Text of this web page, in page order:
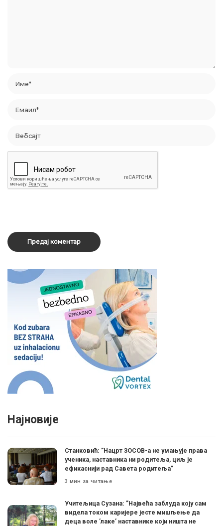
Најновије
Станковић: ”Нацрт ЗОСОВ-а не умањује права
ученика, наставника ни родитеља, циљ је
ефикаснији рад Савета родитеља”
3 мин за читање
Учитељица Сузана: ”Највећа заблуда коју сам
видела током каријере јесте мишљење да
деца воле ’лаке’ наставнике који ништа не